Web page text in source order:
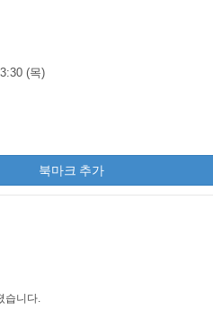
(목)
북마크 추가
습니다.